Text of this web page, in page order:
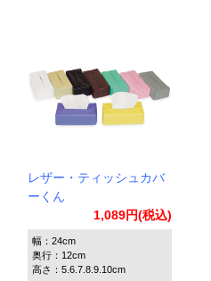
レザー・ティッシュカバ
ーくん
1,089円(税込)
幅：24cm
奥行：12cm
高さ：5.6.7.8.9.10cm